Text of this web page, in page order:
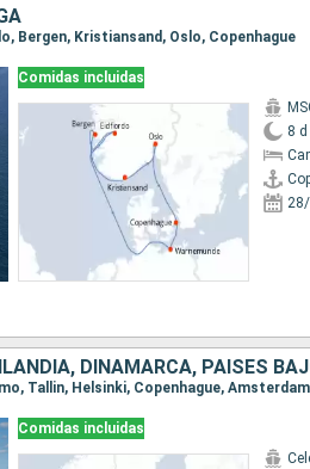
Bergen, Kristiansand, Oslo, Copenhague
Comidas incluidas
8 d
DINAMARCA, PAISES
Tallin, Helsinki, Copenhague, Amsterdam
Comidas incluidas